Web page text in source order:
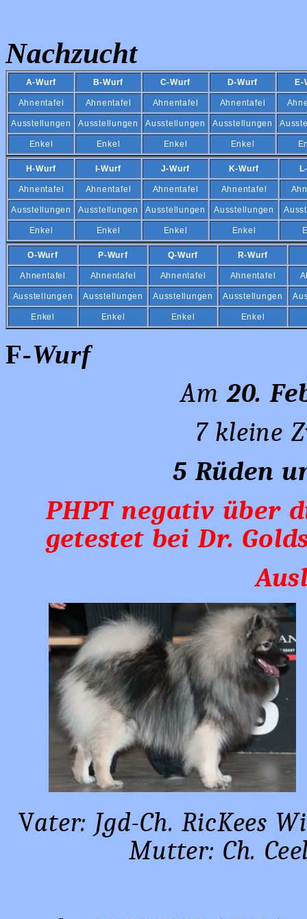
Nachzucht
A-Wurf B-Wurf C-Wurf D-Wurf E-
Ahnentafel Ahnentafel Ahnentafel Ahnentafel
Ausstellungen Ausstellungen Ausstellungen Ausstellungen
Enkel Enkel Enkel Enkel
H-Wurf I-Wurf J-Wurf K-Wurf
Ahnentafel Ahnentafel Ahnentafel Ahnentafel
Ausstellungen Ausstellungen Ausstellungen Ausstellungen
Enkel Enkel Enkel Enkel
O-Wurf P-Wurf Q-Wurf R-Wurf
Ahnentafel Ahnentafel Ahnentafel Ahnentafel
Ausstellungen Ausstellungen Ausstellungen Ausstellungen
Enkel Enkel Enkel Enkel
F-Wurf
Am 20.
7 kleine
5 Rüden
PHPT negativ über
getestet bei Dr.
Vater: Jgd-Ch.
Mutter: Ch.